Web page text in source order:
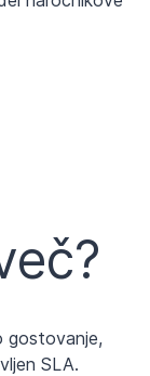
gostovanje,
SLA.